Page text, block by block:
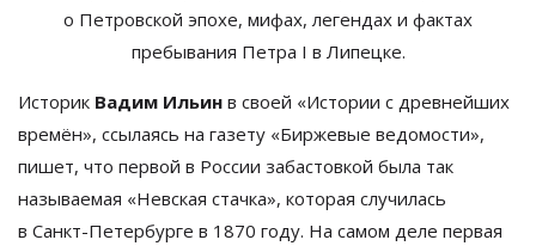
о Петровской эпохе, мифах, легендах и фактах
пребывания Петра I в Липецке.
Историк Вадим Ильин в своей «Истории с древнейших
времён», ссылаясь на газету «Биржевые ведомости»,
пишет, что первой в России забастовкой была так
называемая «Невская стачка», которая случилась
в Санкт-Петербурге в 1870 году. На самом деле первая